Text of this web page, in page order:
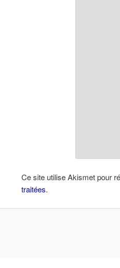
Ce site utilise Akismet pour
traitées.